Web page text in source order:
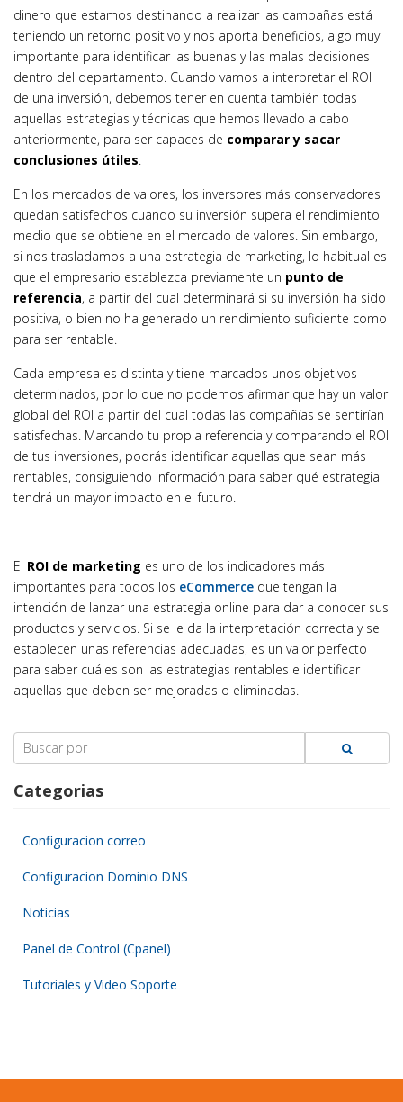
dinero que estamos destinando a realizar las campañas está
teniendo un retorno positivo y nos aporta beneficios, algo muy
importante para identificar las buenas y las malas decisiones
dentro del departamento. Cuando vamos a interpretar el ROI
de una inversión, debemos tener en cuenta también todas
aquellas estrategias y técnicas que hemos llevado a cabo
anteriormente, para ser capaces de comparar y sacar
conclusiones útiles.
En los mercados de valores, los inversores más conservadores
quedan satisfechos cuando su inversión supera el rendimiento
medio que se obtiene en el mercado de valores. Sin embargo,
si nos trasladamos a una estrategia de marketing, lo habitual es
que el empresario establezca previamente un punto de
referencia, a partir del cual determinará si su inversión ha sido
positiva, o bien no ha generado un rendimiento suficiente como
para ser rentable.
Cada empresa es distinta y tiene marcados unos objetivos
determinados, por lo que no podemos afirmar que hay un valor
global del ROI a partir del cual todas las compañías se sentirían
satisfechas. Marcando tu propia referencia y comparando el ROI
de tus inversiones, podrás identificar aquellas que sean más
rentables, consiguiendo información para saber qué estrategia
tendrá un mayor impacto en el futuro.
El ROI de marketing es uno de los indicadores más
importantes para todos los eCommerce que tengan la
intención de lanzar una estrategia online para dar a conocer sus
productos y servicios. Si se le da la interpretación correcta y se
establecen unas referencias adecuadas, es un valor perfecto
para saber cuáles son las estrategias rentables e identificar
aquellas que deben ser mejoradas o eliminadas.
Search
for:
Categorias
Configuracion correo
Configuracion Dominio DNS
Noticias
Panel de Control (Cpanel)
Tutoriales y Video Soporte